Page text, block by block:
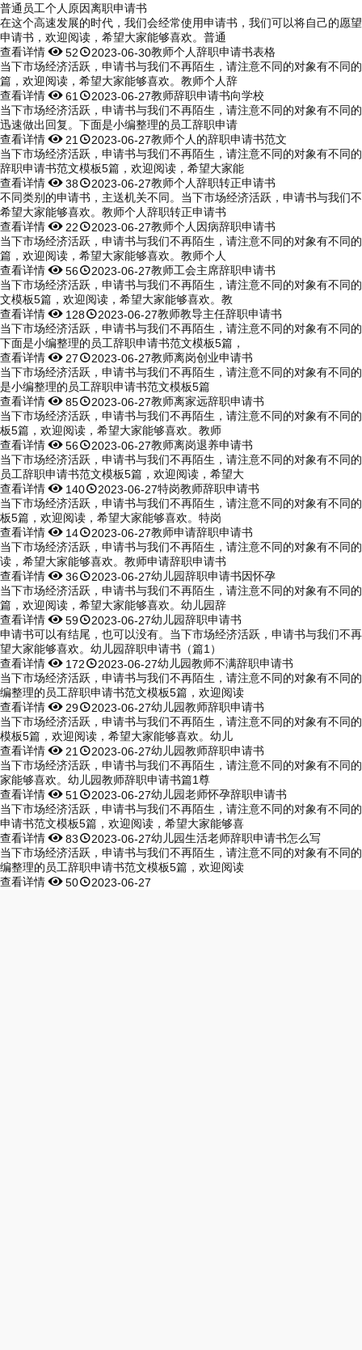
普通员工个人原因离职申请书
在这个高速发展的时代，我们会经常使用申请书，我们可以将自己的愿
申请书，欢迎阅读，希望大家能够喜欢。普通
查看详情522023-06-30教师个人辞职申请书表格
当下市场经济活跃，申请书与我们不再陌生，请注意不同的对象有不同
篇，欢迎阅读，希望大家能够喜欢。教师个人辞
查看详情61 2023-06-27教师辞职申请书向学校
当下市场经济活跃，申请书与我们不再陌生，请注意不同的对象有不同
迅速做出回复。下面是小编整理的员工辞职申请
查看详情 21 2023-06-27教师个人的辞职申请书范文
当下市场经济活跃，申请书与我们不再陌生，请注意不同的对象有不同
辞职申请书范文模板5篇，欢迎阅读，希望大家能
查看详情382023-06-27教师个人辞职转正申请书
不同类别的申请书，主送机关不同。当下市场经济活跃，申请书与我们
希望大家能够喜欢。教师个人辞职转正申请书
查看详情 222023-06-27教师个人因病辞职申请书
当下市场经济活跃，申请书与我们不再陌生，请注意不同的对象有不同
篇，欢迎阅读，希望大家能够喜欢。教师个人
查看详情562023-06-27教师工会主席辞职申请书
当下市场经济活跃，申请书与我们不再陌生，请注意不同的对象有不同
文模板5篇，欢迎阅读，希望大家能够喜欢。教
查看详情 1282023-06-27教师教导主任辞职申请书
当下市场经济活跃，申请书与我们不再陌生，请注意不同的对象有不同
下面是小编整理的员工辞职申请书范文模板5篇，
查看详情 272023-06-27教师离岗创业申请书
当下市场经济活跃，申请书与我们不再陌生，请注意不同的对象有不同
是小编整理的员工辞职申请书范文模板5篇
查看详情852023-06-27教师离家远辞职申请书
当下市场经济活跃，申请书与我们不再陌生，请注意不同的对象有不同
板5篇，欢迎阅读，希望大家能够喜欢。教师
查看详情562023-06-27教师离岗退养申请书
当下市场经济活跃，申请书与我们不再陌生，请注意不同的对象有不同
员工辞职申请书范文模板5篇，欢迎阅读，希望大
查看详情 1402023-06-27特岗教师辞职申请书
当下市场经济活跃，申请书与我们不再陌生，请注意不同的对象有不
板5篇，欢迎阅读，希望大家能够喜欢。特岗
查看详情 142023-06-27教师申请辞职申请书
当下市场经济活跃，申请书与我们不再陌生，请注意不同的对象有不同
读，希望大家能够喜欢。教师申请辞职申请书
查看详情362023-06-27幼儿园辞职申请书因怀孕
当下市场经济活跃，申请书与我们不再陌生，请注意不同的对象有不同
篇，欢迎阅读，希望大家能够喜欢。幼儿园辞
查看详情592023-06-27幼儿园辞职申请书
申请书可以有结尾，也可以没有。当下市场经济活跃，申请书与我们不
望大家能够喜欢。幼儿园辞职申请书（篇1）
查看详情 1722023-06-27幼儿园教师不满辞职申请书
当下市场经济活跃，申请书与我们不再陌生，请注意不同的对象有不同
编整理的员工辞职申请书范文模板5篇，欢迎阅读
查看详情 292023-06-27幼儿园教师辞职申请书
当下市场经济活跃，申请书与我们不再陌生，请注意不同的对象有不同
模板5篇，欢迎阅读，希望大家能够喜欢。幼儿
查看详情 21 2023-06-27幼儿园教师辞职申请书
当下市场经济活跃，申请书与我们不再陌生，请注意不同的对象有不同
家能够喜欢。幼儿园教师辞职申请书篇1尊
查看详情51 2023-06-27幼儿园老师怀孕辞职申请书
当下市场经济活跃，申请书与我们不再陌生，请注意不同的对象有不同
申请书范文模板5篇，欢迎阅读，希望大家能够喜
查看详情832023-06-27幼儿园生活老师辞职申请书怎么写
当下市场经济活跃，申请书与我们不再陌生，请注意不同的对象有不同
编整理的员工辞职申请书范文模板5篇，欢迎阅读
查看详情502023-06-27